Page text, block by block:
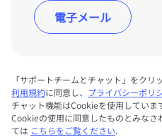
電子メール
「サポートチームとチャット」をク
利用規約に同意し、 プライバシーポリ
チャット機能はCookieを使用していま
Cookieの使用に同意したものとみな
ては こちらをご覧ください.